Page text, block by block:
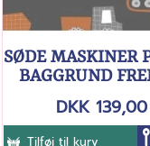
SØDE MASKINER
BAGGRUND
TERRY
DKK 139,00
Tilføj til kurv